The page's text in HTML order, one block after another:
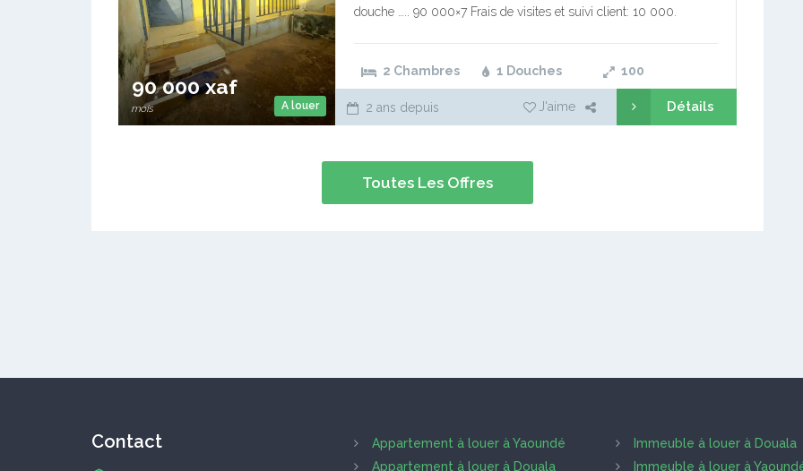
A louer
90 000 xaf
mois
douche ….. 90 000×7 Frais de visites et suivi client: 10 000.
2 Chambres 1 Douches 100
2 ans depuis J'aime Détails
Toutes Les Offres
Contact
Appartement à louer à Yaoundé
Appartement à louer à Douala
Immeuble à louer à Douala
Immeuble à louer à